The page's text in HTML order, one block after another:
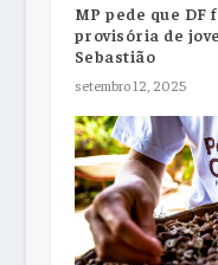
MP pede que
provisória de
Sebastião
setembro 12, 2025